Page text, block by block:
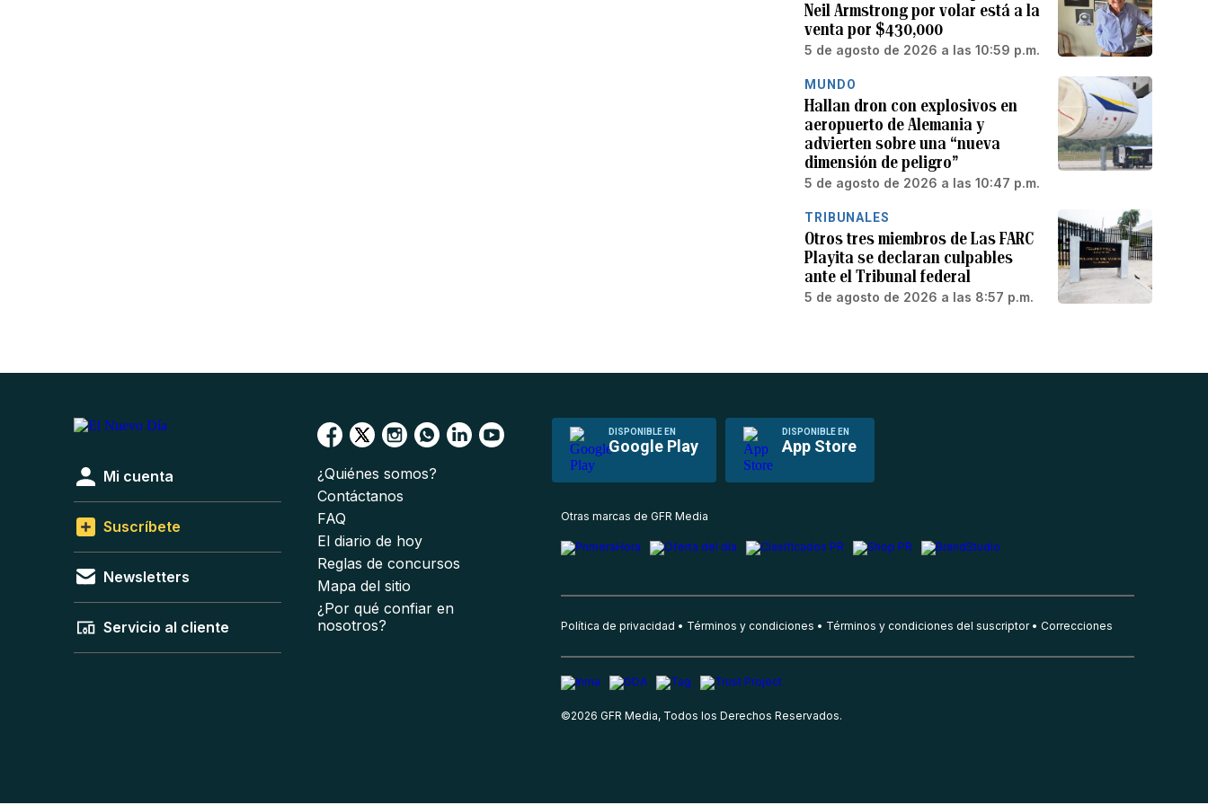
Neil Armstrong por volar está a la
venta por $430,000
5 de agosto de 2026 a las 10:59 p.m.
MUNDO
Hallan dron con explosivos en
aeropuerto de Alemania y
advierten sobre una “nueva
dimensión de peligro”
5 de agosto de 2026 a las 10:47 p.m.
TRIBUNALES
Otros tres miembros de Las FARC
Playita se declaran culpables
ante el Tribunal federal
5 de agosto de 2026 a las 8:57 p.m.
DISPONIBLE EN
Google Play
DISPONIBLE EN
App Store
Mi cuenta
Suscríbete
Newsletters
Servicio al cliente
¿Quiénes somos?
Contáctanos
FAQ
El diario de hoy
Reglas de concursos
Mapa del sitio
¿Por qué confiar en
nosotros?
Otras marcas de GFR Media
Política de privacidad Términos y condiciones Términos y condiciones del suscriptor Correcciones
©2026 GFR Media, Todos los Derechos Reservados.